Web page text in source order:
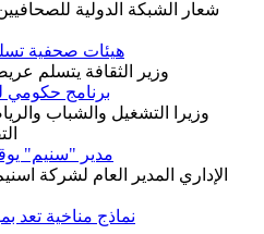
هيئات صحفية
برنامج حكومي
مدير "سنيم"
نماذج مناخية